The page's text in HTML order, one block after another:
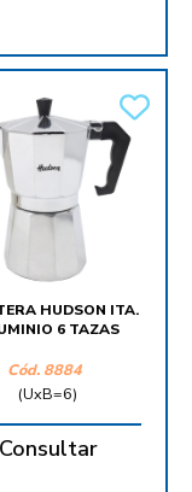
HUDSON ITA.
6 TAZAS
Cód. 8884
(UxB=6)
Consultar